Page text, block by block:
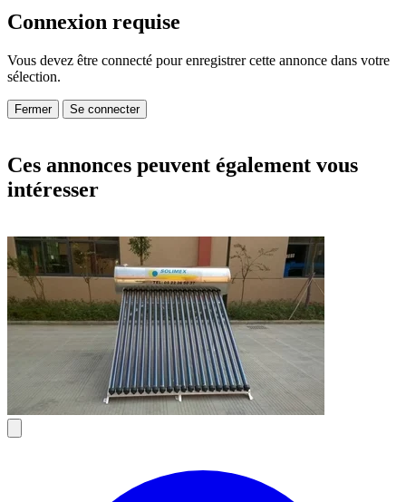
Connexion requise
Vous devez être connecté pour enregistrer cette annonce dans votre
sélection.
Fermer Se connecter
Ces annonces peuvent également vous
intéresser